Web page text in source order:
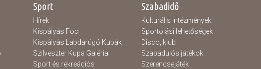
Sport
Hírek
Kispályás Foci
Kispályás Labdarúgó Kupák
Szilveszter Kupa Galéria
Sport és rekreációs
Szabadidő
Kulturális intézmények
Sportolási lehetőségek
Disco, klub
Szabadulós játékok
Szerencsejáték